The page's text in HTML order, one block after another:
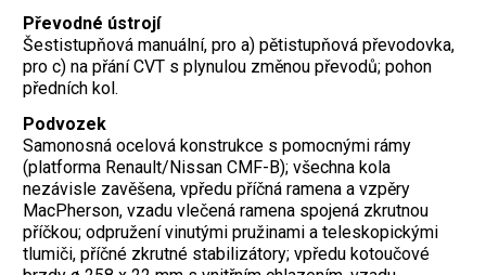
Převodné ústrojí
Šestistupňová manuální, pro a) pětistupňová převodovka,
pro c) na přání CVT s plynulou změnou převodů; pohon
předních kol.
Podvozek
Samonosná ocelová konstrukce s pomocnými rámy
(platforma Renault/Nissan CMF-B); všechna kola
nezávisle zavěšena, vpředu příčná ramena a vzpěry
MacPherson, vzadu vlečená ramena spojená zkrutnou
příčkou; odpružení vinutými pružinami a teleskopickými
tlumiči, příčné zkrutné stabilizátory; vpředu kotoučové